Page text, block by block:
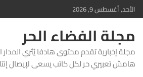
Skip
to
content
الأحد, أغسطس 9, 2026
مجلة الفضاء الحر
مجلة إخبارية تقدم محتوى هادفا يُثري
هامش تعبيري حر لكل كاتب يسعى لإيصال